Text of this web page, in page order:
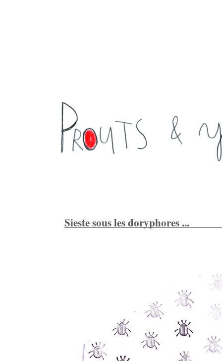
Sieste sous les doryphores ...